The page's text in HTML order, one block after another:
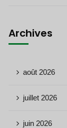
Archives
août 2026
juillet 2026
juin 2026